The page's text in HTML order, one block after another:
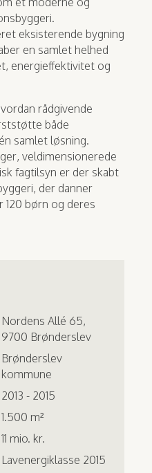
eksisterende bygning
en samlet helhed
energieffektivitet og
rådgivende
både
samlet løsning.
veldimensionerede
fagtilsyn er der skabt
der danner
120 børn og deres
Nordens Allé 65,
9700 Brønderslev
Brønderslev
kommune
2013 - 2015
1.500 m²
11 mio. kr.
Lavenergiklasse 2015